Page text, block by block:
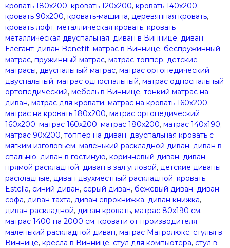
кровать 180х200, кровать 120х200, кровать 140х200,
кровать 90х200, кровать-машина, деревянная кровать,
кровать лофт, металлическая кровать, кровать
металлическая двуспальная, диван в Виннице, диван
Елегант, диван Benefit, матрас в Виннице, беспружинный
матрас, пружинный матрас, матрас-топпер, детские
матрасы, двуспальный матрас, матрас ортопедический
двуспальный, матрас односпальный, матрас односпальный
ортопедический, мебель в Виннице, тонкий матрас на
диван, матрас для кровати, матрас на кровать 160х200,
матрас на кровать 180х200, матрас ортопедический
160х200, матрас 160х200, матрас 180х200, матрас 140х190,
матрас 90х200, топпер на диван, двуспальная кровать с
мягким изголовьем, маленький раскладной диван, диван в
спальню, диван в гостиную, коричневый диван, диван
прямой раскладной, диван в зал угловой, детские диваны
раскладные, диван двухместный раскладной, кровать
Estella, синий диван, серый диван, бежевый диван, диван
софа, диван тахта, диван еврокнижка, диван книжка,
диван раскладной, диван кровать, матрас 80х190 см,
матрас 1400 на 2000 см, кровати от производителя,
маленький раскладной диван, матрас Матролюкс, стулья в
Виннице, кресла в Виннице, стул для компьютера, стул в